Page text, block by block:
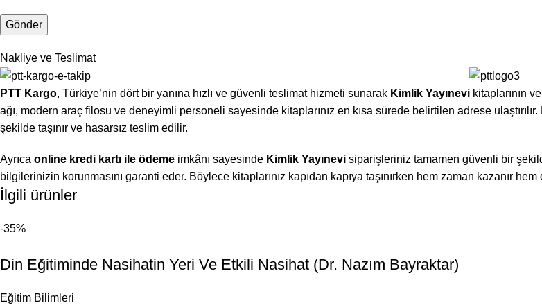
Nakliye ve Teslimat
PTT Kargo, Türkiye’nin dört bir yanına hızlı ve güvenli teslimat hizmeti sunarak Kimlik Yayınevi kitaplarının
ağı, modern araç filosu ve deneyimli personeli sayesinde kitaplarınız en kısa sürede belirtilen adrese
şekilde taşınır ve hasarsız teslim edilir.
Ayrıca online kredi kartı ile ödeme imkânı sayesinde Kimlik Yayınevi siparişleriniz tamamen güvenli bir
bilgilerinizin korunmasını garanti eder. Böylece kitaplarınız kapıdan kapıya taşınırken hem zaman kazanır
İlgili ürünler
-35%
Din Eğitiminde Nasihatin Yeri Ve Etkili Nasihat (Dr. Nazım Bayraktar)
Eğitim Bilimleri